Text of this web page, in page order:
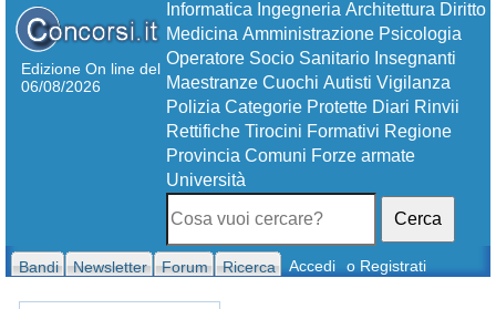
Edizione On line del
06/08/2026
Informatica Ingegneria Architettura Diritto
Medicina Amministrazione Psicologia
Operatore Socio Sanitario Insegnanti
Maestranze Cuochi Autisti Vigilanza
Polizia Categorie Protette Diari Rinvii
Rettifiche Tirocini Formativi Regione
Provincia Comuni Forze armate
Università
Cerca
Bandi Newsletter Forum Ricerca Accedi o Registrati